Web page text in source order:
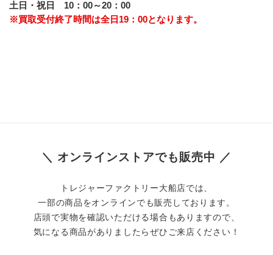
土日・祝日　10：00～20：00
※買取受付終了時間は全日19：00となります。
＼ オンラインストアでも販売中 ／
トレジャーファクトリー大船店では、
一部の商品をオンラインでも販売しております。
店頭で実物を確認いただける場合もありますので、
気になる商品がありましたらぜひご来店ください！